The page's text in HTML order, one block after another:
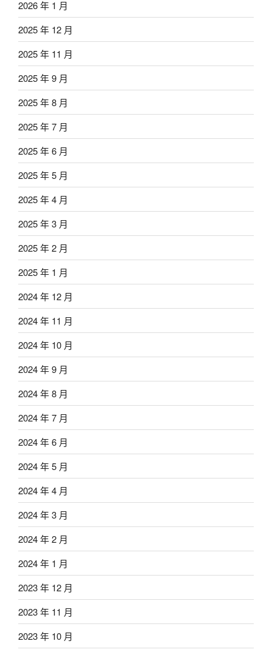
2026 年 1 月
2025 年 12 月
2025 年 11 月
2025 年 9 月
2025 年 8 月
2025 年 7 月
2025 年 6 月
2025 年 5 月
2025 年 4 月
2025 年 3 月
2025 年 2 月
2025 年 1 月
2024 年 12 月
2024 年 11 月
2024 年 10 月
2024 年 9 月
2024 年 8 月
2024 年 7 月
2024 年 6 月
2024 年 5 月
2024 年 4 月
2024 年 3 月
2024 年 2 月
2024 年 1 月
2023 年 12 月
2023 年 11 月
2023 年 10 月